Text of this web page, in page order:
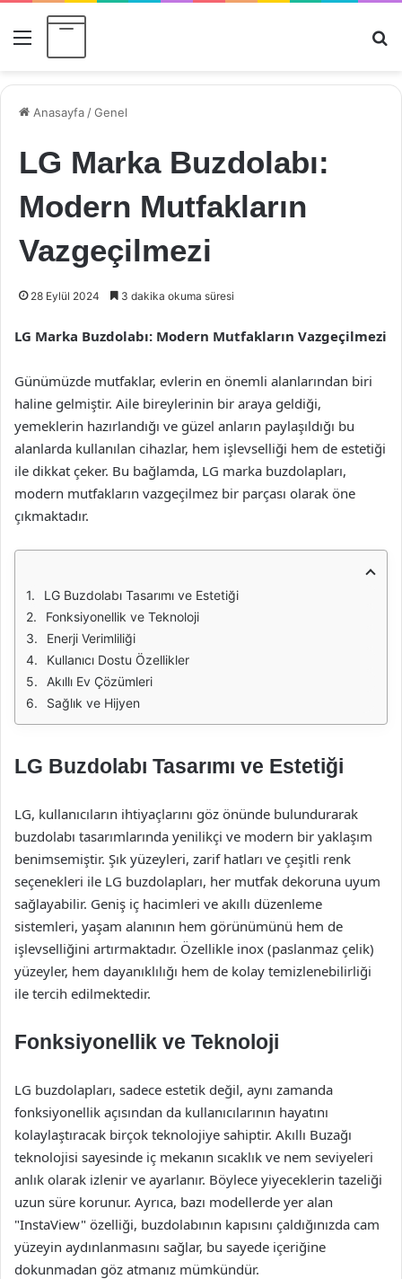
Menü
Anasayfa /Genel
LG Marka Buzdolabı:
Modern Mutfakların
Vazgeçilmezi
28 Eylül 2024 3 dakika okuma süresi
LG Marka Buzdolabı: Modern Mutfakların Vazgeçilmezi
Günümüzde mutfaklar, evlerin en önemli alanlarından biri
haline gelmiştir. Aile bireylerinin bir araya geldiği,
yemeklerin hazırlandığı ve güzel anların paylaşıldığı bu
alanlarda kullanılan cihazlar, hem işlevselliği hem de estetiği
ile dikkat çeker. Bu bağlamda, LG marka buzdolapları,
modern mutfakların vazgeçilmez bir parçası olarak öne
çıkmaktadır.
LG Buzdolabı Tasarımı ve Estetiği
Fonksiyonellik ve Teknoloji
Enerji Verimliliği
Kullanıcı Dostu Özellikler
Akıllı Ev Çözümleri
Sağlık ve Hijyen
LG Buzdolabı Tasarımı ve Estetiği
LG, kullanıcıların ihtiyaçlarını göz önünde bulundurarak
buzdolabı tasarımlarında yenilikçi ve modern bir yaklaşım
benimsemiştir. Şık yüzeyleri, zarif hatları ve çeşitli renk
seçenekleri ile LG buzdolapları, her mutfak dekoruna uyum
sağlayabilir. Geniş iç hacimleri ve akıllı düzenleme
sistemleri, yaşam alanının hem görünümünü hem de
işlevselliğini artırmaktadır. Özellikle inox (paslanmaz çelik)
yüzeyler, hem dayanıklılığı hem de kolay temizlenebilirliği
ile tercih edilmektedir.
Fonksiyonellik ve Teknoloji
LG buzdolapları, sadece estetik değil, aynı zamanda
fonksiyonellik açısından da kullanıcılarının hayatını
kolaylaştıracak birçok teknolojiye sahiptir. Akıllı Buzağı
teknolojisi sayesinde iç mekanın sıcaklık ve nem seviyeleri
anlık olarak izlenir ve ayarlanır. Böylece yiyeceklerin tazeliği
uzun süre korunur. Ayrıca, bazı modellerde yer alan
"InstaView" özelliği, buzdolabının kapısını çaldığınızda cam
yüzeyin aydınlanmasını sağlar, bu sayede içeriğine
dokunmadan göz atmanız mümkündür.